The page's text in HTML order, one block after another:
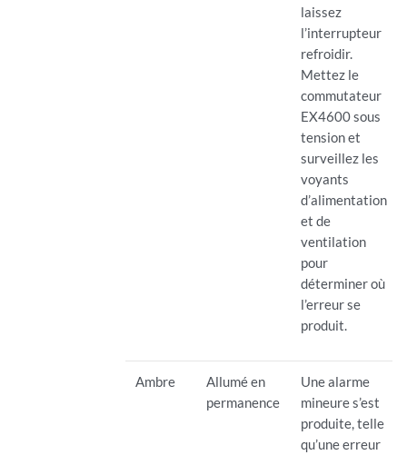
laissez
l’interrupteur
refroidir.
Mettez le
commutateur
EX4600 sous
tension et
surveillez les
voyants
d’alimentation
et de
ventilation
pour
déterminer où
l’erreur se
produit.
Ambre
Allumé en
permanence
Une alarme
mineure s’est
produite, telle
qu’une erreur